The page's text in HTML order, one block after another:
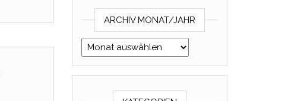
ARCHIV MONAT/JAHR
Archiv Monat/Jahr